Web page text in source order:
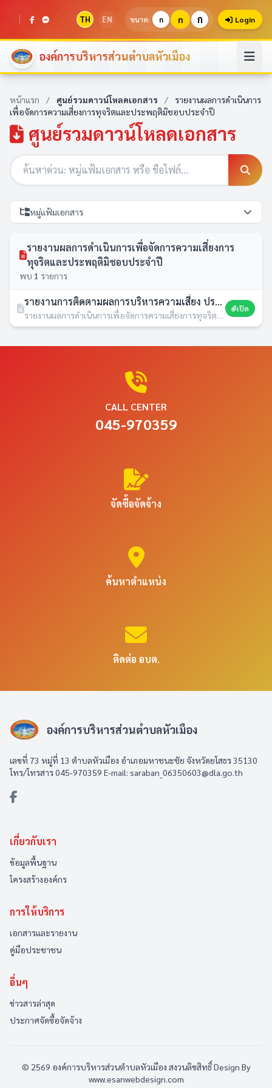
TH EN ขนาด: ก ก ก Login
องค์การบริหารส่วนตำบลหัวเมือง
หน้าแรก / ศูนย์รวมดาวน์โหลดเอกสาร /
รายงานผลการดำเนินการ
เพื่อจัดการความเสี่ยงการทุจริตและประพฤติมิชอบประจำปี
ศูนย์รวมดาวน์โหลดเอกสาร
หมู่แฟ้มเอกสาร
รายงานผลการดำเนินการเพื่อจัดการความเสี่ยงการ
ทุจริตและประพฤติมิชอบประจำปี
พบ 1 รายการ
รายงานการติดตามผลการบริหารความเสี่ยง ประจำปีงบประมาณ พ.ศ.2569 รอบ 12 เดือน
รายงานผลการดำเนินการเพื่อจัดการความเสี่ยงการทุจริตและประพฤติมิชอบประจำปี · 28 พ.ค. 2569 · 6 ดาวน์โหลด
เปิด
CALL CENTER
045-970359
จัดซื้อจัดจ้าง
ค้นหาตำแหน่ง
ติดต่อ อบต.
องค์การบริหารส่วนตำบลหัวเมือง
เลขที่ 73 หมู่ที่ 13 ตำบลหัวเมือง อำเภอมหาชนะชัย จังหวัดยโสธร 35130
โทร/โทรสาร 045-970359 E-mail: saraban_06350603@dla.go.th
เกี่ยวกับเรา
ข้อมูลพื้นฐาน
โครงสร้างองค์กร
การให้บริการ
เอกสารและรายงาน
คู่มือประชาชน
อื่นๆ
ข่าวสารล่าสุด
ประกาศจัดซื้อจัดจ้าง
© 2569 องค์การบริหารส่วนตำบลหัวเมือง สงวนลิขสิทธิ์Design By
www.esanwebdesign.com